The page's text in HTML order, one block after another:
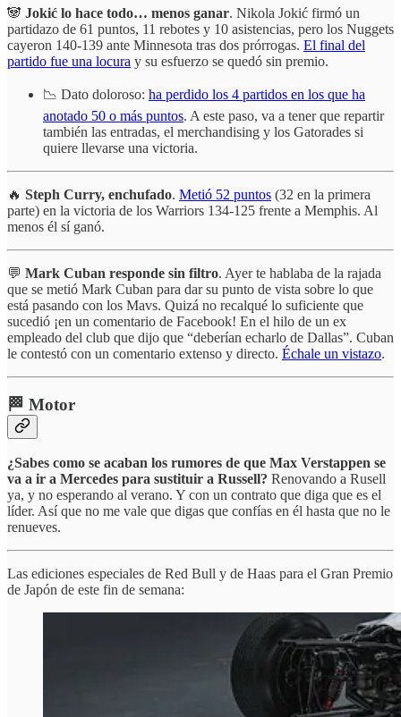
🐼 Jokić lo hace todo… menos ganar. Nikola Jokić firmó un
partidazo de 61 puntos, 11 rebotes y 10 asistencias, pero los Nuggets
cayeron 140-139 ante Minnesota tras dos prórrogas. El final del
partido fue una locura y su esfuerzo se quedó sin premio.
📉 Dato doloroso: ha perdido los 4 partidos en los que ha
anotado 50 o más puntos. A este paso, va a tener que repartir
también las entradas, el merchandising y los Gatorades si
quiere llevarse una victoria.
🔥 Steph Curry, enchufado. Metió 52 puntos (32 en la primera
parte) en la victoria de los Warriors 134-125 frente a Memphis. Al
menos él sí ganó.
💬 Mark Cuban responde sin filtro. Ayer te hablaba de la rajada
que se metió Mark Cuban para dar su punto de vista sobre lo que
está pasando con los Mavs. Quizá no recalqué lo suficiente que
sucedió ¡en un comentario de Facebook! En el hilo de un ex
empleado del club que dijo que “deberían echarlo de Dallas”. Cuban
le contestó con un comentario extenso y directo. Échale un vistazo.
🏁 Motor
¿Sabes como se acaban los rumores de que Max Verstappen se
va a ir a Mercedes para sustituir a Russell? Renovando a Rusell
ya, y no esperando al verano. Y con un contrato que diga que es el
líder. Así que no me vale que digas que confías en él hasta que no le
renueves.
Las ediciones especiales de Red Bull y de Haas para el Gran Premio
de Japón de este fin de semana: